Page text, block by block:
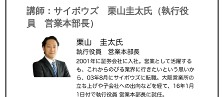
講師：サイボウズ 栗山圭太氏（執行役
員 営業本部長）